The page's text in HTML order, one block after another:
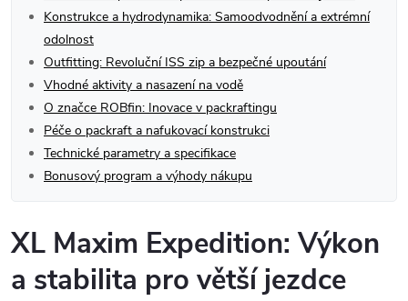
Konstrukce a hydrodynamika: Samoodvodnění a extrémní
odolnost
Outfitting: Revoluční ISS zip a bezpečné upoutání
Vhodné aktivity a nasazení na vodě
O značce ROBfin: Inovace v packraftingu
Péče o packraft a nafukovací konstrukci
Technické parametry a specifikace
Bonusový program a výhody nákupu
XL Maxim Expedition: Výkon
a stabilita pro větší jezdce